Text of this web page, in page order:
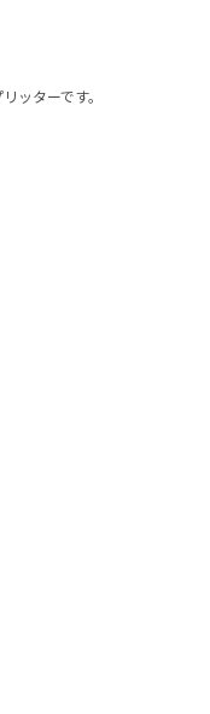
ッターです。